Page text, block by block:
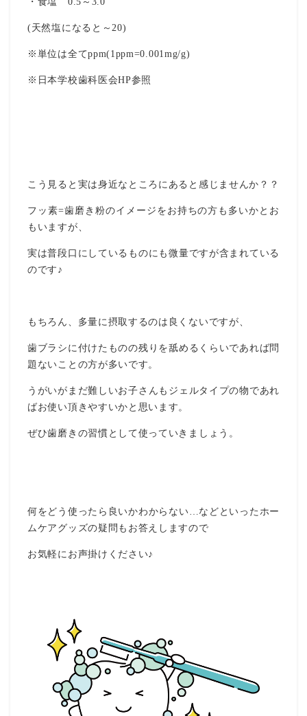
(天然塩になると～20)
※単位は全てppm(1ppm=0.001mg/g)
※日本学校歯科医会HP参照
こう見ると実は身近なところにあると感じませんか？？
フッ素=歯磨き粉のイメージをお持ちの方も多いかとお
もいますが、
実は普段口にしているものにも微量ですが含まれている
のです♪
もちろん、多量に摂取するのは良くないですが、
歯ブラシに付けたものの残りを舐めるくらいであれば問
題ないことの方が多いです。
うがいがまだ難しいお子さんもジェルタイプの物であれ
ばお使い頂きやすいかと思います。
ぜひ歯磨きの習慣として使っていきましょう。
何をどう使ったら良いかわからない…などといったホー
ムケアグッズの疑問もお答えしますので
お気軽にお声掛けください♪